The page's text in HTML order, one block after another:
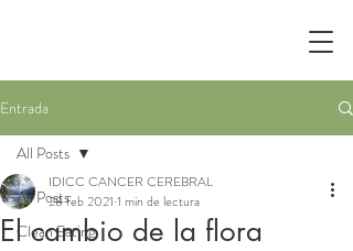
Entrada
All Posts
Clean Eating
All Posts
El cambio de la flora
IDICC CANCER CEREBRAL
28 feb 2021 1 min de lectura